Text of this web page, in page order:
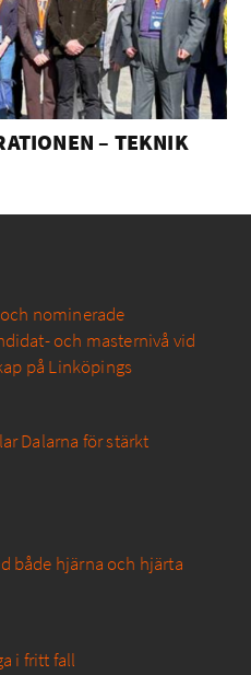
– TEKNIK
nominerade
och masternivå vid
på Linköpings
Dalarna för stärkt
både hjärna och hjärta
i fritt fall